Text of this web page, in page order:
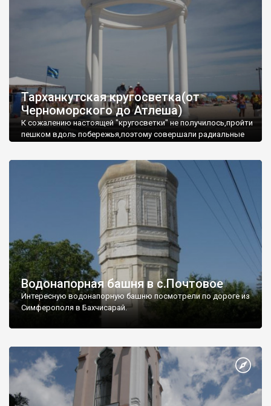
Тарханкутская кругосветка(от
Черноморского до Атлеша)
К сожалению настоящей "кругосветки" не получилось,пройти
пешком вдоль побережья,поэтому совершали радиальные
Водонапорная башня в с.Почтовое
Интересную водонапорную башню посмотрели по дороге из
Симферополя в Бахчисарай.